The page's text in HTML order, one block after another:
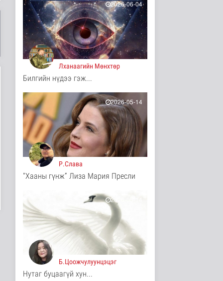
3 цаг 34 минутын өмнө
Reuters: АНУ БНХАУ-ын
дата төвийн шинэ
төхөөрөмж..
Дэлхийд
3 цаг 35 минутын өмнө
Ормузын хоолойг
дахин нээх хэлэлцээ
эцсийн шатан..
Дэлхийд
3 цаг 37 минутын өмнө
Нисэх буудлын 800
ажилтан хүний
наймаанаас урьдч..
Нийгэм
3 цаг 43 минутын өмнө
Зүүн Азийн
волейболын аварга
шалг..
Cпорт
3 цаг 48 минутын өмнө
Нийслэлийн ИТХ-ын
Ээлжит VIII хуралдаан
өнөөдөр ..
Нийгэм
3 цаг 51 минутын өмнө
2026-06-04
Лханаагийн Мөнхтөр
Билгийн нүдээ гэж...
2026-05-14
Р.Слава
"Хааны гүнж” Лиза Мария Пресли
2026-05-14
Б.Цоожчулуунцэцэг
Нутаг буцаагүй хун...